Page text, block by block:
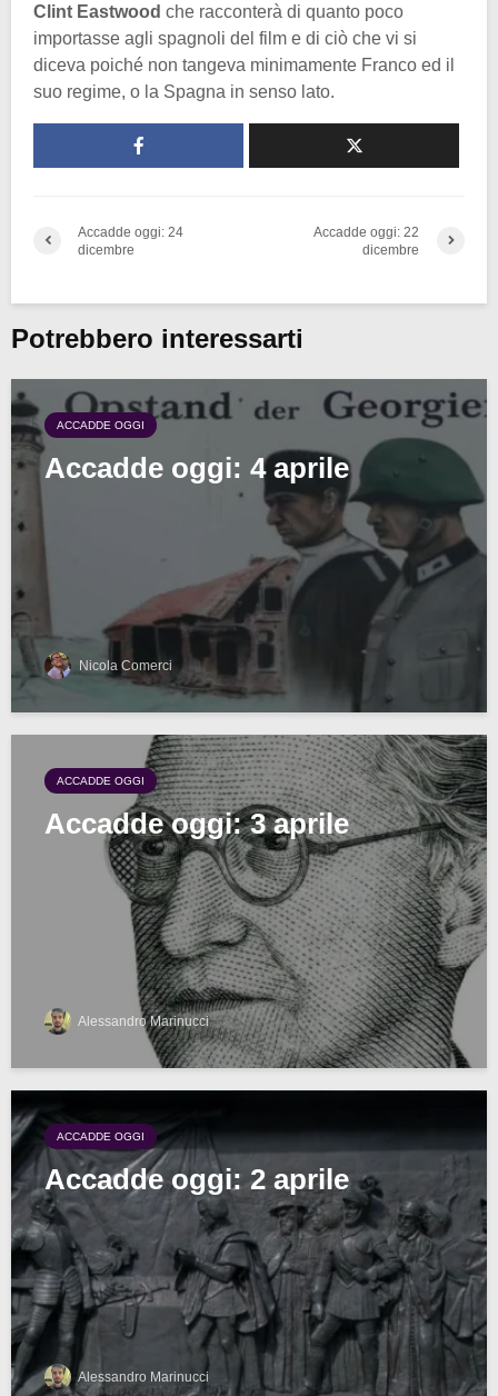
Clint Eastwood che racconterà di quanto poco
importasse agli spagnoli del film e di ciò che vi si
diceva poiché non tangeva minimamente Franco ed il
suo regime, o la Spagna in senso lato.
Accadde oggi: 24
dicembre
Accadde oggi: 22
dicembre
Potrebbero interessarti
ACCADDE OGGI
Accadde oggi: 4 aprile
Nicola Comerci
ACCADDE OGGI
Accadde oggi: 3 aprile
Alessandro Marinucci
ACCADDE OGGI
Accadde oggi: 2 aprile
Alessandro Marinucci